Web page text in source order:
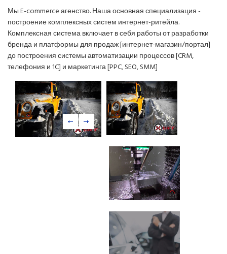
Мы E-commerce агенство. Наша основная специализация -
построение комплексных систем интернет-ритейла.
Комплексная система включает в себя работы от разработки
бренда и платформы для продаж [интернет-магазин/портал]
до построения системы автоматизации процессов [CRM,
телефония и 1C] и маркетинга [PPC, SEO, SMM]